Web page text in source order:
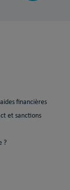
financières
et sanctions
?